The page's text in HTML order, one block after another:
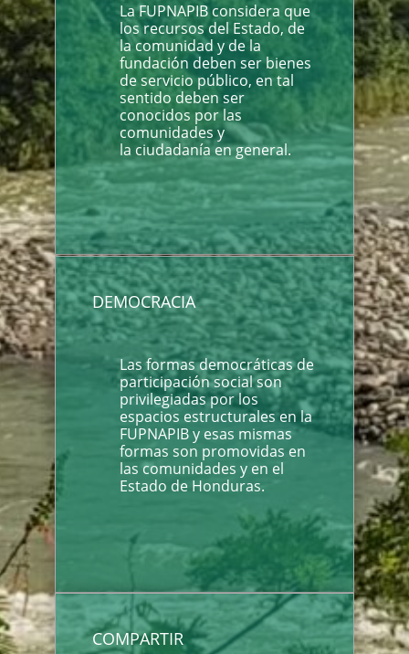
La FUPNAPIB considera que
los recursos del Estado, de
la comunidad y de la
fundación deben ser bienes
de servicio público, en tal
sentido deben ser
conocidos por las
comunidades y
la ciudadanía en general.
DEMOCRACIA
Las formas democráticas de
participación social son
privilegiadas por los
espacios estructurales en la
FUPNAPIB y esas mismas
formas son promovidas en
las comunidades y en el
Estado de Honduras.
COMPARTIR